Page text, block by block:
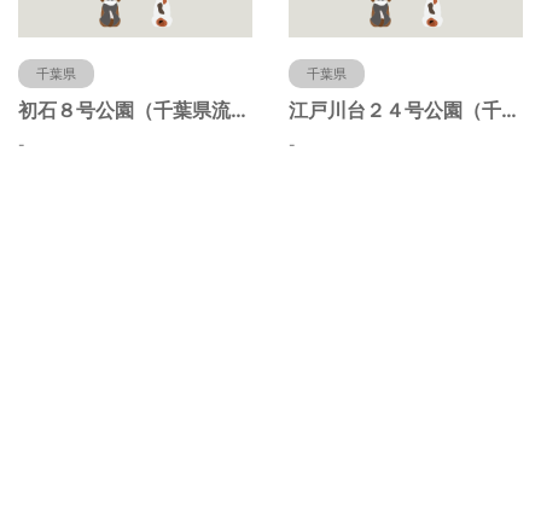
千葉県
初石８号公園（千葉県流山市）
-
千葉県
江戸川台２４号公園（千葉県流山市）
-